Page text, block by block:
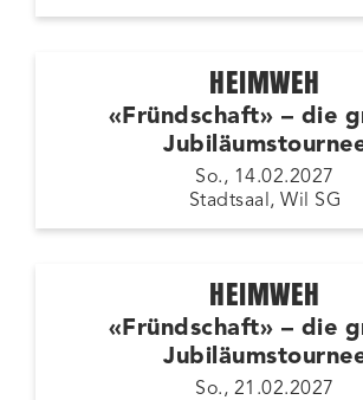
HEIMWEH
«Fründschaft» – die
So., 14.02.2027
Stadtsaal, Wil SG
HEIMWEH
«Fründschaft» – die
So., 21.02.2027